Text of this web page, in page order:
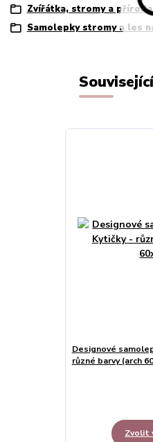
Zvířátka, stromy a příroda
Samolepky stromy a les
Designové
různé barvy (arch
Zvolit